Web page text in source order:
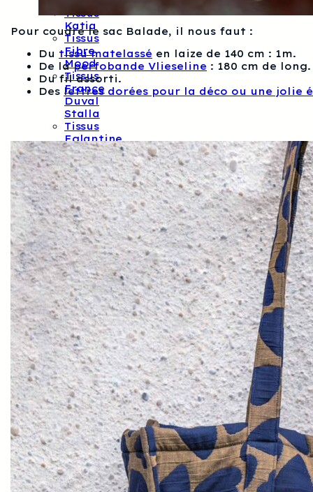
Tissus
Katia
Tissus
Fibre
Mood
Tissus
France
Duval
Stalla
Tissus
Eglantine
Et
Zoé
Tissus
Fableism
Tissus
Vichy
Tissus
Frou-
Frou
Tissus
De
Noël
Tissus
Unis
Thermocollants
Et
Décos
Couture
Laine
Aiguilles
Et
Crochets
Cotons
Fils
Créatifs
Laines
Cadeaux
Pour coudre le sac Balade, il nous faut :
Du tissu matelassé en laize de 140 cm : 1m.
De laperfobande Vlieseline : 180 cm de long.
Du fil assorti.
Des lettres dorées pour la déco ou une jolie